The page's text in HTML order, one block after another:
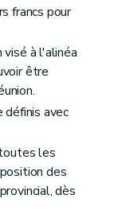
francs pour
visé à l'alinéa
être
avec
les
des
dès